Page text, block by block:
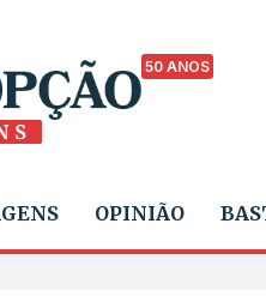
50 ANOS
OPINIÃO